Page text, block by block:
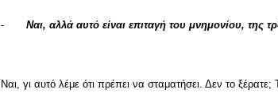
- Ναι, αλλά αυτό είναι επιταγή του μνημονίου, της
Ναι, γι αυτό λέμε ότι πρέπει να σταματήσει. Δεν το